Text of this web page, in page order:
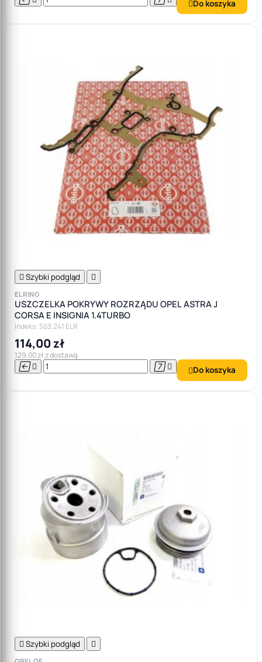
Do koszyka
 Szybki podgląd 
ELRING
USZCZELKA POKRYWY ROZRZĄDU OPEL ASTRA J
CORSA E INSIGNIA 1.4TURBO
Indeks: 503.241 ELR
114,00 zł
129,00 zł z dostawą
    Do koszyka
 Szybki podgląd 